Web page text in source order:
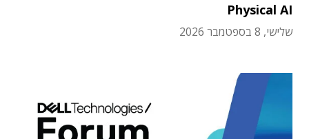
Physical AI
שלישי, 8 בספטמבר 2026